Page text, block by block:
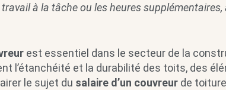
à la tâche ou les heures
est essentiel dans le secteur de la
l’étanchéité et la durabilité des toits, des
le sujet du salaire d’un couvreur de